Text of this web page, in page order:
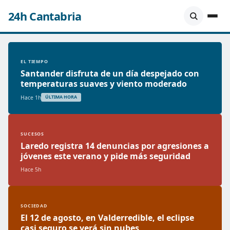
24h Cantabria
EL TIEMPO
Santander disfruta de un día despejado con
temperaturas suaves y viento moderado
Hace 1h ÚLTIMA HORA
SUCESOS
Laredo registra 14 denuncias por agresiones a
jóvenes este verano y pide más seguridad
Hace 5h
SOCIEDAD
El 12 de agosto, en Valderredible, el eclipse